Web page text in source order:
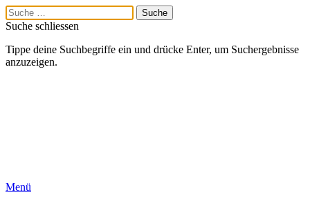
Suche schliessen
Tippe deine Suchbegriffe ein und drücke Enter, um Suchergebnisse
anzuzeigen.
Menü